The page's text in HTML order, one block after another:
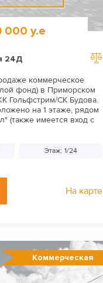
000 у.е
24Д
коммерческое
фонд) в Приморском
Гольфстрим/СК Будова.
на 1 этаже, рядом
(также имеется вход с
Этаж: 1/24
На карте
Коммерческая